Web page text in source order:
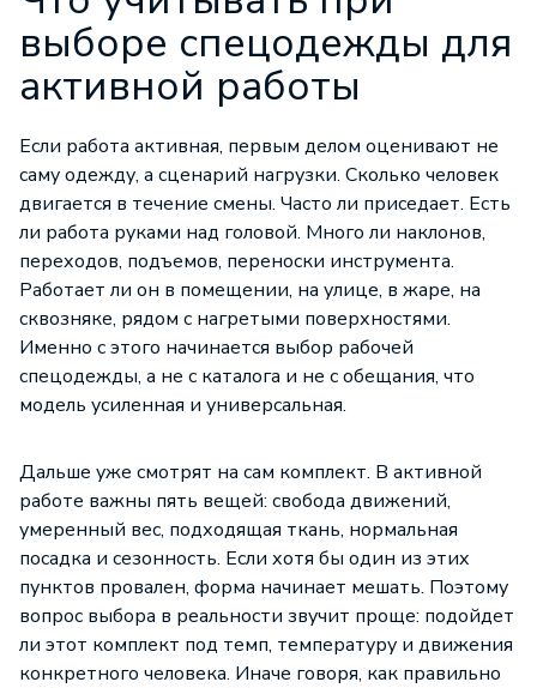
выборе спецодежды для
активной работы
Если работа активная, первым делом оценивают не
саму одежду, а сценарий нагрузки. Сколько человек
двигается в течение смены. Часто ли приседает. Есть
ли работа руками над головой. Много ли наклонов,
переходов, подъемов, переноски инструмента.
Работает ли он в помещении, на улице, в жаре, на
сквозняке, рядом с нагретыми поверхностями.
Именно с этого начинается выбор рабочей
спецодежды, а не с каталога и не с обещания, что
модель усиленная и универсальная.
Дальше уже смотрят на сам комплект. В активной
работе важны пять вещей: свобода движений,
умеренный вес, подходящая ткань, нормальная
посадка и сезонность. Если хотя бы один из этих
пунктов провален, форма начинает мешать. Поэтому
вопрос выбора в реальности звучит проще: подойдет
ли этот комплект под темп, температуру и движения
конкретного человека. Иначе говоря, как правильно